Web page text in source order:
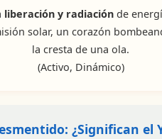
liberación y radiación de
solar, un corazón
la cresta de una ola.
(Activo, Dinámico)
¿Significan el